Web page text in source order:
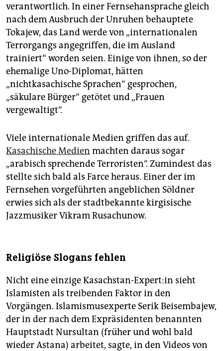
verantwortlich. In einer Fernsehansprache gleich
nach dem Ausbruch der Unruhen behauptete
Tokajew, das Land werde von „internationalen
Terrorgangs angegriffen, die im Ausland
trainiert“ worden seien. Einige von ihnen, so der
ehemalige Uno-Diplomat, hätten
„nichtkasachische Sprachen“ gesprochen,
„säkulare Bürger“ getötet und „Frauen
vergewaltigt“.
Viele internationale Medien griffen das auf.
Kasachische Medien machten daraus sogar
„arabisch sprechende Terroristen“. Zumindest das
stellte sich bald als Farce heraus. Einer der im
Fernsehen vorgeführten angeblichen Söldner
erwies sich als der stadtbekannte kirgisische
Jazzmusiker Vikram Rusachunow.
Religiöse Slogans fehlen
Nicht eine einzige Kasachstan-Expert:in sieht
Islamisten als treibenden Faktor in den
Vorgängen. Islamismusexperte Serik Beisembajew,
der in der nach dem Expräsidenten benannten
Hauptstadt Nursultan (früher und wohl bald
wieder Astana) arbeitet, sagte, in den Videos von